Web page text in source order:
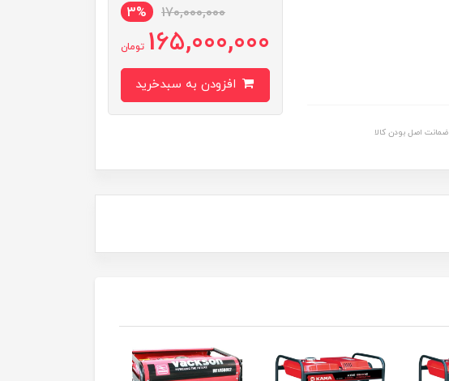
ضمانت اصل بودن کالا
170,000,000
3%
165,000,000 تومان